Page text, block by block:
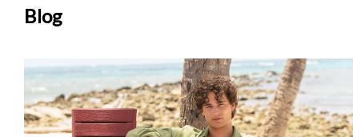
Blog